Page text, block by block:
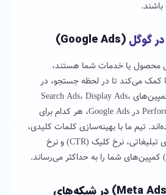
باشند.
گوگل (Google Ads)
محصول یا خدمات شما هستند،
کمک می‌کند تا در لحظه جستجو، در
بالای نتایج دیده شوید. کمپین‌های Search Ads، Display Ads،
Video Ads و Performance Max در Google Ads، هر کدام برای
تیم ما با بهینه‌سازی کلمات کلیدی،
گروه‌های هدف و پیام‌های تبلیغاتی، نرخ کلیک (CTR) و نرخ
نفوذ تبلیغات متا (Meta Ads) در شبکه‌های